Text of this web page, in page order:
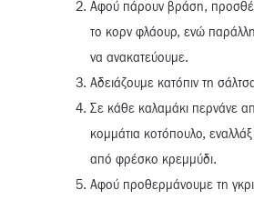
Αφού πάρουν βράση,
το κορν φλάουρ, ενώ
να ανακατεύουμε.
Αδειάζουμε κατόπιν τη
Σε κάθε καλαμάκι περνάνε
κομμάτια κοτόπουλο,
από φρέσκο κρεμμύδι.
Αφού προθερμάνουμε τη